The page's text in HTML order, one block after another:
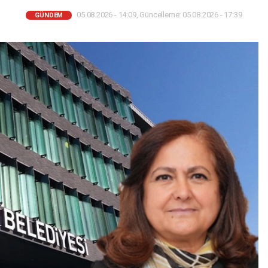
GÜNDEM 05.08.2026 - 14:09, Güncelleme: 05.08.2026 - 17:39